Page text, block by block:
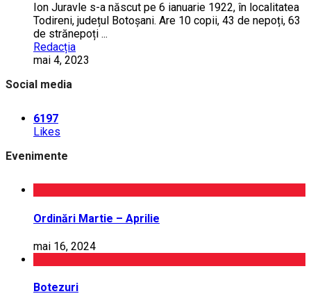
Ion Juravle s-a născut pe 6 ianuarie 1922, în localitatea
Todireni, județul Botoșani. Are 10 copii, 43 de nepoți, 63
de strănepoți ...
Redacția
mai 4, 2023
Social media
6197
Likes
Evenimente
Ordinări Martie – Aprilie
mai 16, 2024
Botezuri